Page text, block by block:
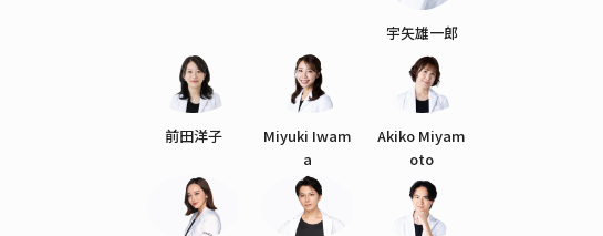
宇矢雄一郎
前田洋子
Miyuki Iwam
a
Akiko Miyam
oto